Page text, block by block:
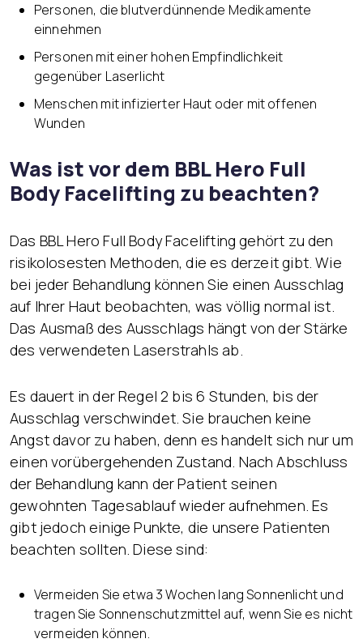
Personen, die blutverdünnende Medikamente
einnehmen
Personen mit einer hohen Empfindlichkeit
gegenüber Laserlicht
Menschen mit infizierter Haut oder mit offenen
Wunden
Was ist vor dem BBL Hero Full
Body Facelifting zu beachten?
Das BBL Hero Full Body Facelifting gehört zu den
risikolosesten Methoden, die es derzeit gibt. Wie
bei jeder Behandlung können Sie einen Ausschlag
auf Ihrer Haut beobachten, was völlig normal ist.
Das Ausmaß des Ausschlags hängt von der Stärke
des verwendeten Laserstrahls ab.
Es dauert in der Regel 2 bis 6 Stunden, bis der
Ausschlag verschwindet. Sie brauchen keine
Angst davor zu haben, denn es handelt sich nur um
einen vorübergehenden Zustand. Nach Abschluss
der Behandlung kann der Patient seinen
gewohnten Tagesablauf wieder aufnehmen. Es
gibt jedoch einige Punkte, die unsere Patienten
beachten sollten. Diese sind:
Vermeiden Sie etwa 3 Wochen lang Sonnenlicht und
tragen Sie Sonnenschutzmittel auf, wenn Sie es nicht
vermeiden können.